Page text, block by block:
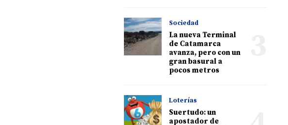
Sociedad
La nueva Terminal
de Catamarca
avanza, pero con un
gran basural a
pocos metros
Loterías
Suertudo: un
apostador de